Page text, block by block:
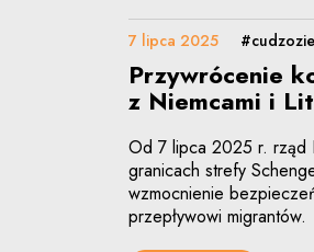
7 lipca 2025
Przywrócenie
z Niemcami i
Od 7 lipca 2025 r. rząd
granicach strefy
wzmocnienie
przepływowi migrantów.